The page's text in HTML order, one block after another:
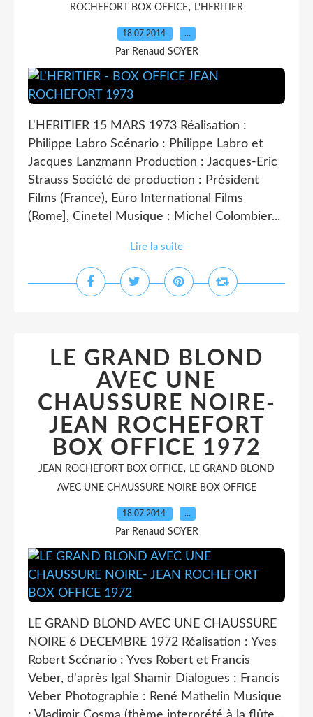
ROCHEFORT BOX OFFICE, L'HERITIER
18.07.2014 …
Par Renaud SOYER
L'HERITIER 15 MARS 1973 Réalisation :
Philippe Labro Scénario : Philippe Labro et
Jacques Lanzmann Production : Jacques-Eric
Strauss Société de production : Président
Films (France), Euro International Films
(Rome], Cinetel Musique : Michel Colombier...
Lire la suite
LE GRAND BLOND
AVEC UNE
CHAUSSURE NOIRE-
JEAN ROCHEFORT
BOX OFFICE 1972
JEAN ROCHEFORT BOX OFFICE, LE GRAND BLOND
AVEC UNE CHAUSSURE NOIRE BOX OFFICE
18.07.2014 …
Par Renaud SOYER
LE GRAND BLOND AVEC UNE CHAUSSURE
NOIRE 6 DECEMBRE 1972 Réalisation : Yves
Robert Scénario : Yves Robert et Francis
Veber, d'après Igal Shamir Dialogues : Francis
Veber Photographie : René Mathelin Musique